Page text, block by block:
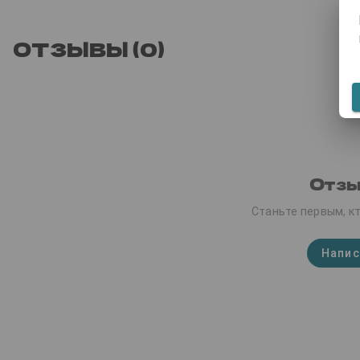
ОТЗЫВЫ (0)
Станьте первым,